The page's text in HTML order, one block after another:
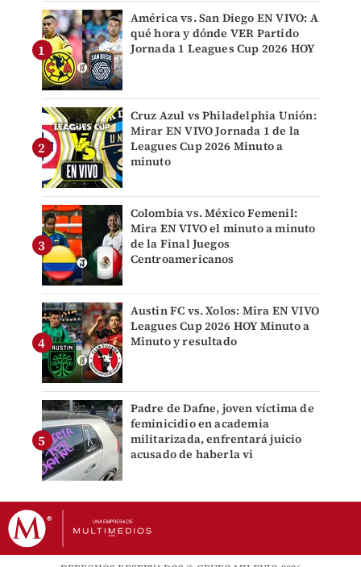
América vs. San Diego EN VIVO: A
qué hora y dónde VER Partido
Jornada 1 Leagues Cup 2026 HOY
Cruz Azul vs Philadelphia Unión:
Mirar EN VIVO Jornada 1 de la
Leagues Cup 2026 Minuto a
minuto
Colombia vs. México Femenil:
Mira EN VIVO el minuto a minuto
de la Final Juegos
Centroamericanos
Austin FC vs. Xolos: Mira EN VIVO
Leagues Cup 2026 HOY Minuto a
Minuto y resultado
Padre de Dafne, joven víctima de
feminicidio en academia
militarizada, enfrentará juicio
acusado de haberla vi